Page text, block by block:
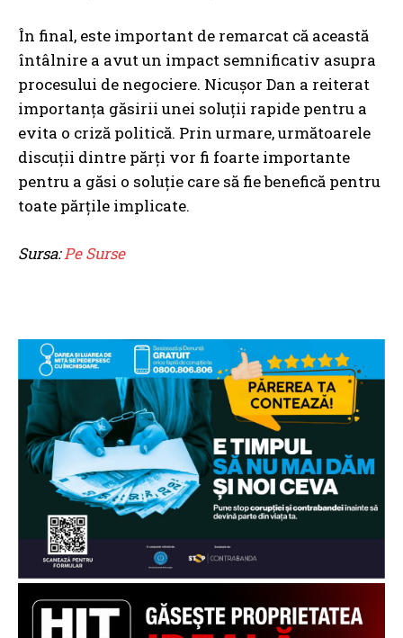
În final, este important de remarcat că această
întâlnire a avut un impact semnificativ asupra
procesului de negociere. Nicușor Dan a reiterat
importanța găsirii unei soluții rapide pentru a
evita o criză politică. Prin urmare, următoarele
discuții dintre părți vor fi foarte importante
pentru a găsi o soluție care să fie benefică pentru
toate părțile implicate.
Sursa:Pe Surse